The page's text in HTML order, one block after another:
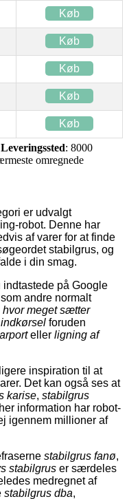
Køb
Køb
Køb
Køb
Køb
Leveringssted: 8000
omregnede
er udvalgt
robot. Denne har
af varer for at finde
stabilgrus, og
i din smag.
på Google
andre normalt
hvor meget sætter
foruden
eller ligning af
inspiration til at
Det kan også ses at
karise, stabilgrus
information har robot-
igennem millioner af
stabilgrus fanø,
stabilgrus er særdeles
medregnet af
stabilgrus dba,